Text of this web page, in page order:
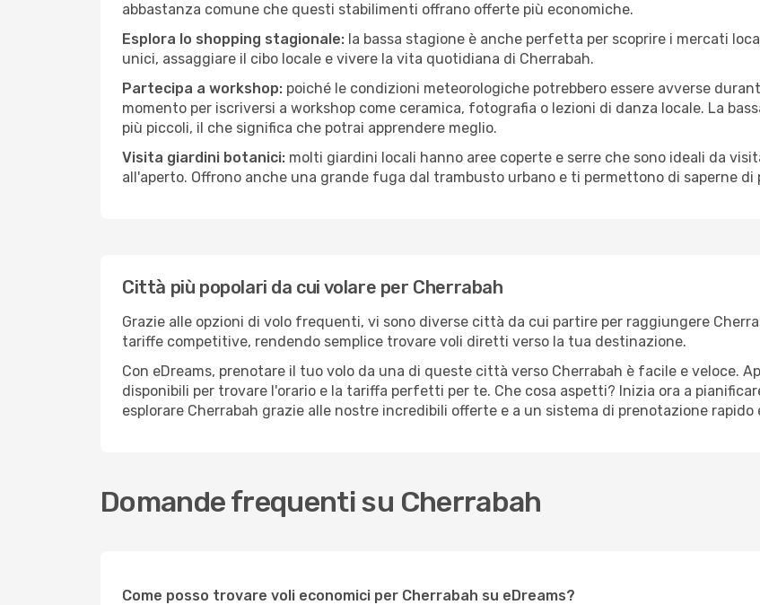
abbastanza comune che questi stabilimenti offrano offerte più economiche.
Esplora lo shopping stagionale: la bassa stagione è anche perfetta per scoprire i mercati
unici, assaggiare il cibo locale e vivere la vita quotidiana di Cherrabah.
Partecipa a workshop: poiché le condizioni meteorologiche potrebbero essere avverse
momento per iscriversi a workshop come ceramica, fotografia o lezioni di danza locale. La
più piccoli, il che significa che potrai apprendere meglio.
Visita giardini botanici: molti giardini locali hanno aree coperte e serre che sono ideali da
all'aperto. Offrono anche una grande fuga dal trambusto urbano e ti permettono di saperne di
Città più popolari da cui volare per Cherrabah
Grazie alle opzioni di volo frequenti, vi sono diverse città da cui partire per raggiungere
tariffe competitive, rendendo semplice trovare voli diretti verso la tua destinazione.
Con eDreams, prenotare il tuo volo da una di queste città verso Cherrabah è facile e veloce.
disponibili per trovare l'orario e la tariffa perfetti per te. Che cosa aspetti? Inizia ora a
esplorare Cherrabah grazie alle nostre incredibili offerte e a un sistema di prenotazione
Domande frequenti su Cherrabah
Come posso trovare voli economici per Cherrabah su eDreams?